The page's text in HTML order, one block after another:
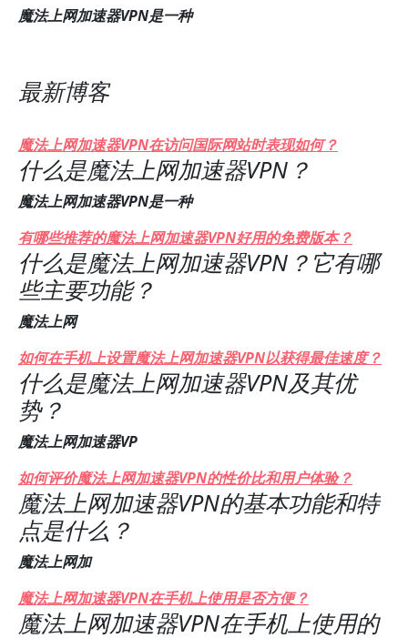
魔法上网加速器VPN是一种
最新博客
魔法上网加速器VPN在访问国际网站时表现如何？
什么是魔法上网加速器VPN？
魔法上网加速器VPN是一种
有哪些推荐的魔法上网加速器VPN好用的免费版本？
什么是魔法上网加速器VPN？它有哪
些主要功能？
魔法上网
如何在手机上设置魔法上网加速器VPN以获得最佳速度？
什么是魔法上网加速器VPN及其优
势？
魔法上网加速器VP
如何评价魔法上网加速器VPN的性价比和用户体验？
魔法上网加速器VPN的基本功能和特
点是什么？
魔法上网加
魔法上网加速器VPN在手机上使用是否方便？
魔法上网加速器VPN在手机上使用的